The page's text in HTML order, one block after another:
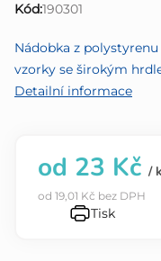
0,0
hvězdiček.
Kód:190301
Nádobka z
vzorky se širokým
Detailní informace
od 23 Kč /
od 19,01 Kč bez DPH
Tisk